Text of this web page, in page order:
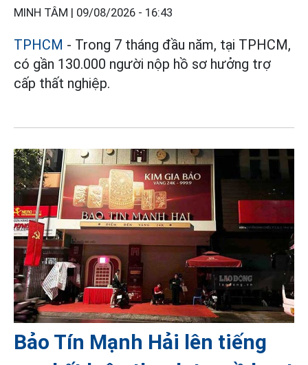
MINH TÂM | 09/08/2026 - 16:43
TPHCM - Trong 7 tháng đầu năm, tại TPHCM,
có gần 130.000 người nộp hồ sơ hưởng trợ
cấp thất nghiệp.
Bảo Tín Mạnh Hải lên tiếng